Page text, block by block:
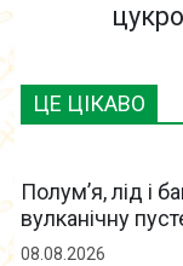
ЦЕ ЦІКАВО
Полум’я, лід і
вулканічну
08.08.2026